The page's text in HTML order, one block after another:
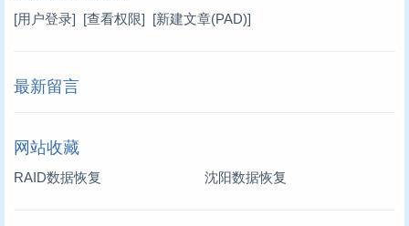
[用户登录] [查看权限] [新建文章(PAD)]
最新留言
网站收藏
RAID数据恢复 沈阳数据恢复